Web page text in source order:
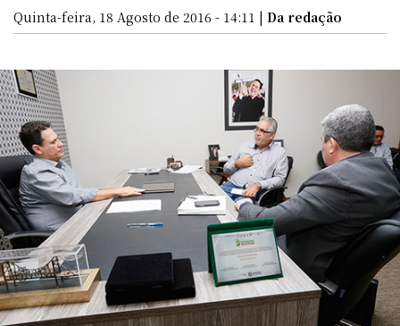
Quinta-feira, 18 Agosto de 2016 - 14:11 | Da redação